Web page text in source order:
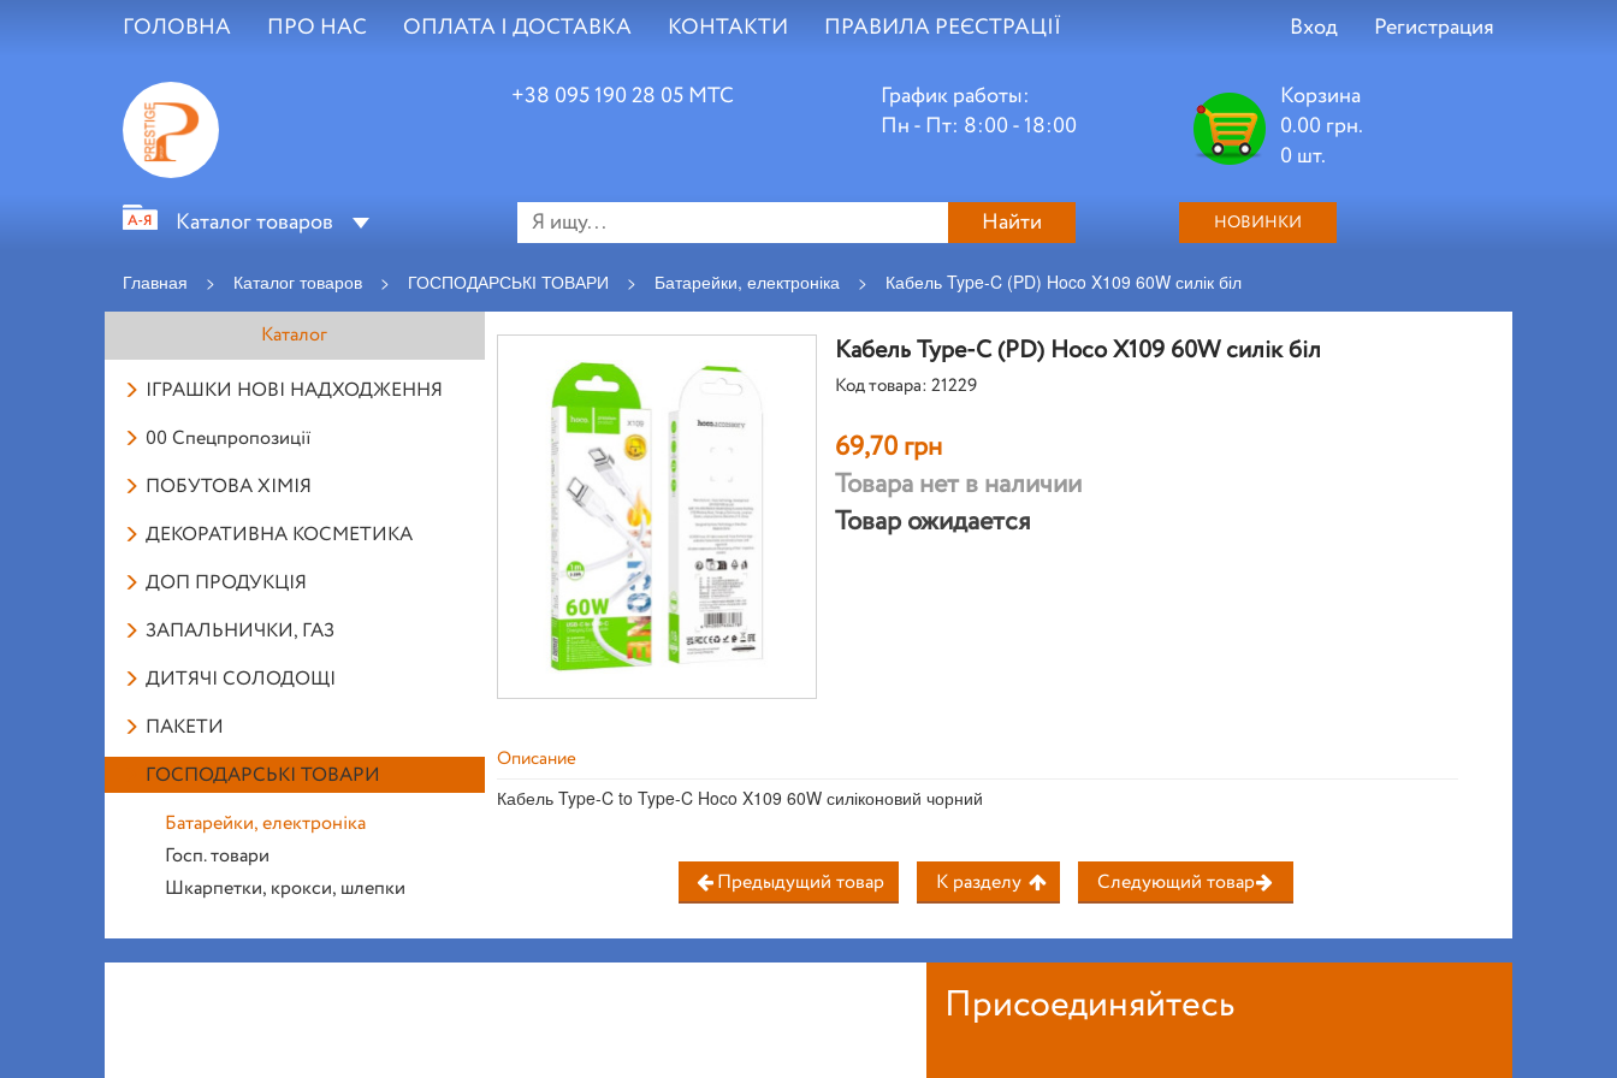
ГОЛОВНА ПРО НАС ОПЛАТА І ДОСТАВКА КОНТАКТИ ПРАВИЛА РЕЄСТРАЦІЇ Вход Регистрация
Корзина
0.00 грн.
0 шт.
+38 095 190 28 05 МТС
График работы:
Пн - Пт: 8:00 - 18:00
Найти
Каталог товаров НОВИНКИ
Главная > Каталог товаров > ГОСПОДАРСЬКІ ТОВАРИ > Батарейки, електроніка > Кабель Type-C (PD) Hoco X109 60W силік біл
Каталог
ІГРАШКИ НОВІ НАДХОДЖЕННЯ
00 Спецпропозиції
ПОБУТОВА ХІМІЯ
ДЕКОРАТИВНА КОСМЕТИКА
ДОП ПРОДУКЦІЯ
ЗАПАЛЬНИЧКИ, ГАЗ
ДИТЯЧІ СОЛОДОЩІ
ПАКЕТИ
ГОСПОДАРСЬКІ ТОВАРИ
Батарейки, електроніка
Госп. товари
Шкарпетки, крокси, шлепки
Кабель Type-C (PD) Hoco X109 60W силік біл
Код товара: 21229
69,70 грн
Товара нет в наличии
Товар ожидается
Описание
Кабель Type-C to Type-C Hoco X109 60W силіконовий чорний
Предыдущий товар К разделу Следующий товар
Присоединяйтесь